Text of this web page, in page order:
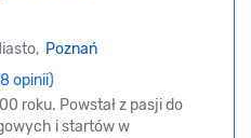
Poznań
opinii)
roku. Powstał z pasji do
i startów w